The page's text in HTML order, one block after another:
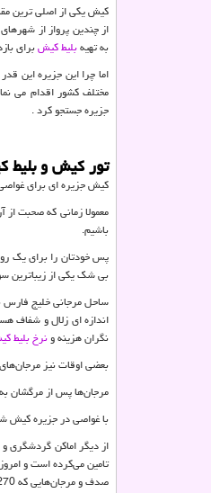
کیش یکی از اصلی ترین
از چندین پرواز از
به تهیهبلیط کیشبرای
اما چرا این جزیره این
مختلف کشور اقدام می
جزیره جستجو کرد .
تور کیش و
کیش جزیره ای برای
معمولا زمانی که صحبت
باشیم.
پس خودتان را برای یک
بی شک یکی از زیباترین
ساحل مرجانی خلیج فارس
اندازه ای زلال و شفاف
نگران هزینه ونرخ بلیط
بعضی اوقات نیز
مرجان‌ها پس از مرگشان
با غواصی در جزیره کیش
صدف و مرجان‌هایی که 270 تا 570 میلیون سال قدمت دارند مزین شده است.